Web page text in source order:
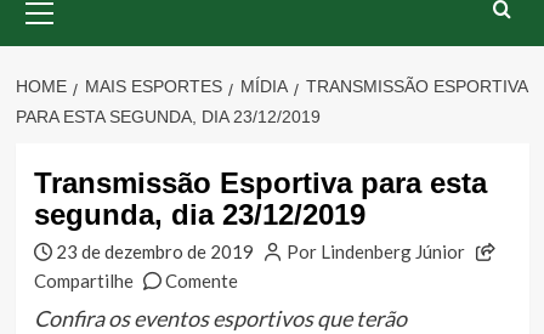
Menu
HOME MAIS ESPORTES MÍDIA
TRANSMISSÃO ESPORTIVA
PARA ESTA SEGUNDA, DIA 23/12/2019
Transmissão Esportiva para esta
segunda, dia 23/12/2019
23 de dezembro de 2019
Por Lindenberg Júnior
Compartilhe
Comente
Confira os eventos esportivos que terão